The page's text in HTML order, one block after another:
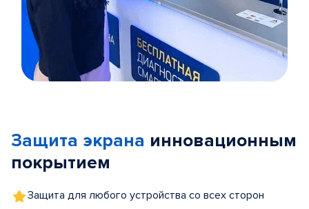
5
Защита экрана инновационным
покрытием
Защита для любого устройства со всех сторон